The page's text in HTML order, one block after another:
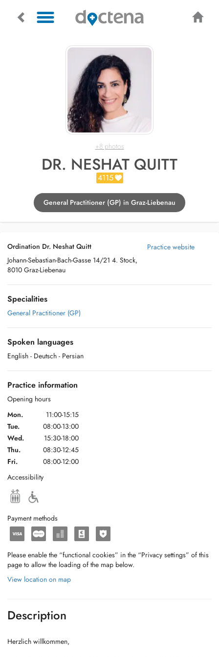
+8 photos
DR. NESHAT QUITT
4115
General Practitioner (GP) in Graz-Liebenau
Ordination Dr. Neshat Quitt
Johann-Sebastian-Bach-Gasse 14/21 4. Stock,
8010 Graz-Liebenau
Practice website
Specialities
General Practitioner (GP)
Spoken languages
English - Deutsch - Persian
Practice information
Opening hours
Mon.
11:00-15:15
Tue.
08:00-13:00
Wed.
15:30-18:00
Thu.
08:30-12:45
Fri.
08:00-12:00
Accessibility
Payment methods
Please enable the “functional cookies” in the “Privacy settings” of this
page to allow the loading of the map below.
View location on map
Description
Herzlich willkommen,